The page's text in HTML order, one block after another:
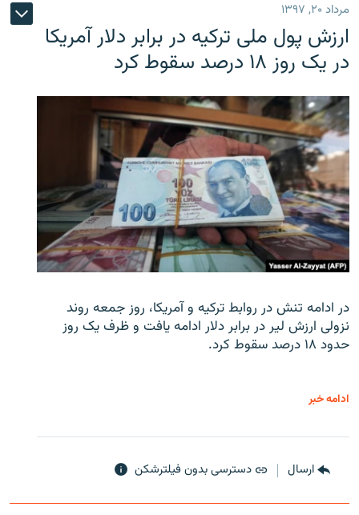
مرداد ۲۰, ۱۳۹۷
ارزش پول ملی ترکیه در برابر دلار آمریکا
در یک روز ۱۸ درصد سقوط کرد
در ادامه تنش در روابط ترکیه و آمریکا، روز جمعه روند
نزولی ارزش لیر در برابر دلار ادامه یافت و ظرف یک روز
حدود ۱۸ درصد سقوط کرد.
ادامه خبر
ارسال دسترسی بدون فیلترشکن